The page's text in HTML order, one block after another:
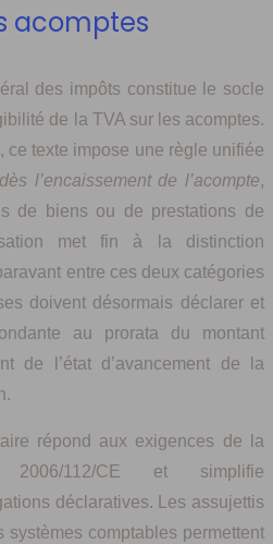
acomptes
des impôts constitue le socle
de la TVA sur les acomptes.
ce texte impose une règle unifiée
l’encaissement de l’acompte,
de biens ou de prestations de
met fin à la distinction
entre ces deux catégories
doivent désormais déclarer et
au prorata du montant
de l’état d’avancement de la
répond aux exigences de la
2006/112/CE et simplifie
déclaratives. Les assujettis
systèmes comptables permettent